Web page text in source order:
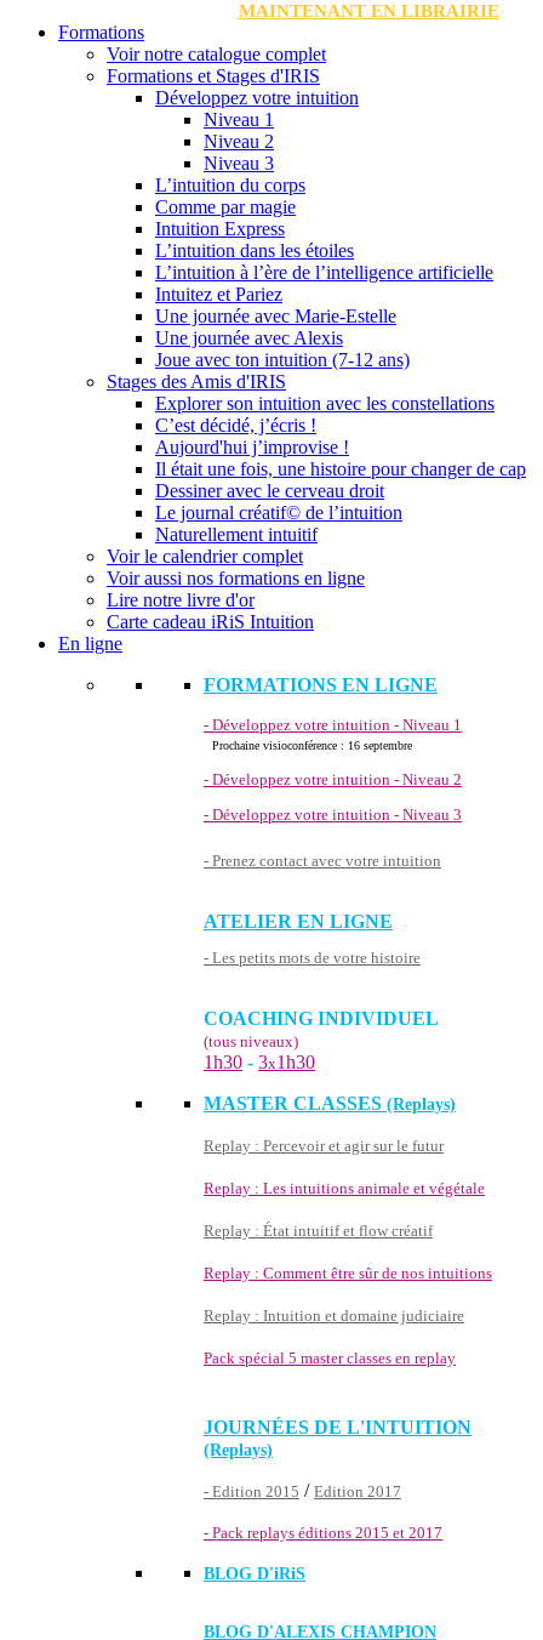
MAINTENANT EN LIBRAIRIE
Formations
Voir notre catalogue complet
Formations et Stages d'IRIS
Développez votre intuition
Niveau 1
Niveau 2
Niveau 3
L’intuition du corps
Comme par magie
Intuition Express
L’intuition dans les étoiles
L’intuition à l’ère de l’intelligence artificielle
Intuitez et Pariez
Une journée avec Marie-Estelle
Une journée avec Alexis
Joue avec ton intuition (7-12 ans)
Stages des Amis d'IRIS
Explorer son intuition avec les constellations
C’est décidé, j’écris !
Aujourd'hui j’improvise !
Il était une fois, une histoire pour changer de cap
Dessiner avec le cerveau droit
Le journal créatif© de l’intuition
Naturellement intuitif
Voir le calendrier complet
Voir aussi nos formations en ligne
Lire notre livre d'or
Carte cadeau iRiS Intuition
En ligne
FORMATIONS EN LIGNE
- Développez votre intuition - Niveau 1
Prochaine visioconférence : 16 septembre
- Développez votre intuition - Niveau 2
- Développez votre intuition - Niveau 3
- Prenez contact avec votre intuition
ATELIER EN LIGNE
- Les petits mots de votre histoire
COACHING INDIVIDUEL
(tous niveaux)
1h30 - 3x1h30
MASTER CLASSES (Replays)
Replay : Percevoir et agir sur le futur
Replay : Les intuitions animale et végétale
Replay : État intuitif et flow créatif
Replay : Comment être sûr de nos intuitions
Replay : Intuition et domaine judiciaire
Pack spécial 5 master classes en replay
JOURNÉES DE L'INTUITION
(Replays)
- Edition 2015 / Edition 2017
- Pack replays éditions 2015 et 2017
BLOG D'iRiS
BLOG D'ALEXIS CHAMPION